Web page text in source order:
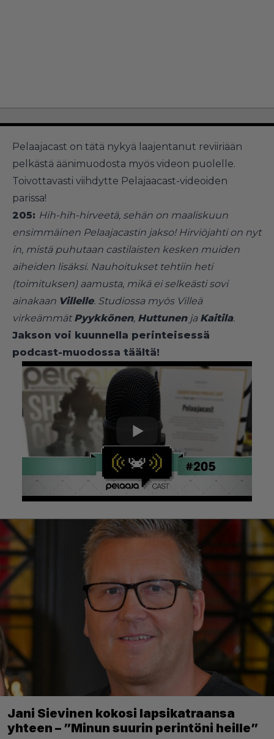
Pelaajacast on tätä nykyä laajentanut reviiriään
pelkästä äänimuodosta myös videon puolelle.
Toivottavasti viihdytte Pelajaacast-videoiden
parissa!
205: Hih-hih-hirveetä, sehän on maaliskuun
ensimmäinen Pelaajacastin jakso! Hirviöjahti on nyt
in, mistä puhutaan castilaisten kesken muiden
aiheiden lisäksi. Nauhoitukset tehtiin heti
(toimituksen) aamusta, mikä ei selkeästi sovi
ainakaan Villelle. Studiossa myös Villeä
virkeämmät Pyykkönen, Huttunenja Kaitila.
Jakson voi kuunnella perinteisessä
podcast-muodossa täältä!
Jani Sievinen kokosi lapsikatraansa
yhteen – ”Minun suurin perintöni heille”